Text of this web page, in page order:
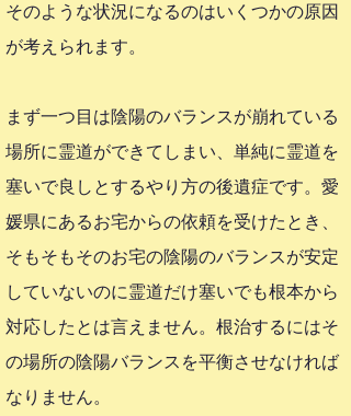
そのような状況になるのはいくつかの原因
が考えられます。
まず一つ目は陰陽のバランスが崩れている
場所に霊道ができてしまい、単純に霊道を
塞いで良しとするやり方の後遺症です。愛
媛県にあるお宅からの依頼を受けたとき、
そもそもそのお宅の陰陽のバランスが安定
していないのに霊道だけ塞いでも根本から
対応したとは言えません。根治するにはそ
の場所の陰陽バランスを平衡させなければ
なりません。